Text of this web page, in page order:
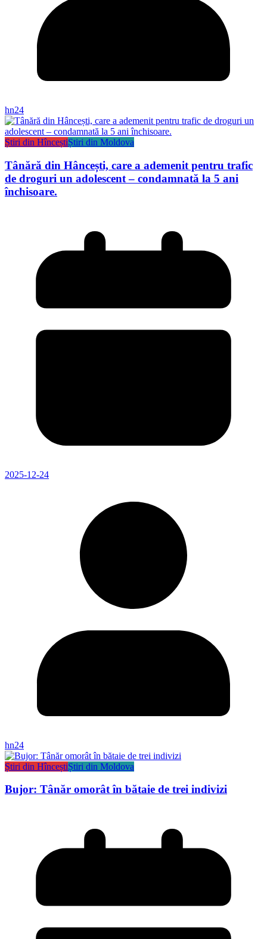
hn24
Știri din HînceștiȘtiri din Moldova
Tânără din Hâncești, care a ademenit pentru trafic
de droguri un adolescent – condamnată la 5 ani
închisoare.
2025-12-24
hn24
Știri din HînceștiȘtiri din Moldova
Bujor: Tânăr omorât în bătaie de trei indivizi